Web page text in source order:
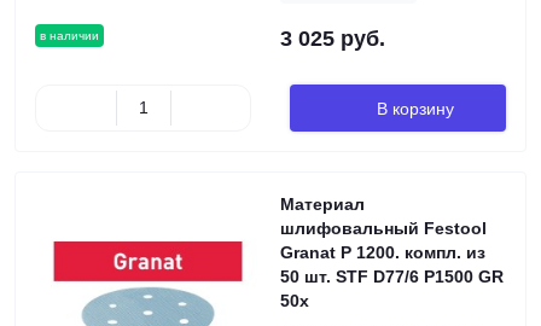
в наличии 3 025 руб.
В корзину
Материал
шлифовальный Festool
Granat P 1200. компл. из
50 шт. STF D77/6 P1500 GR
50x